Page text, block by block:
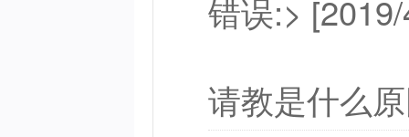
错误:>
请教是什么